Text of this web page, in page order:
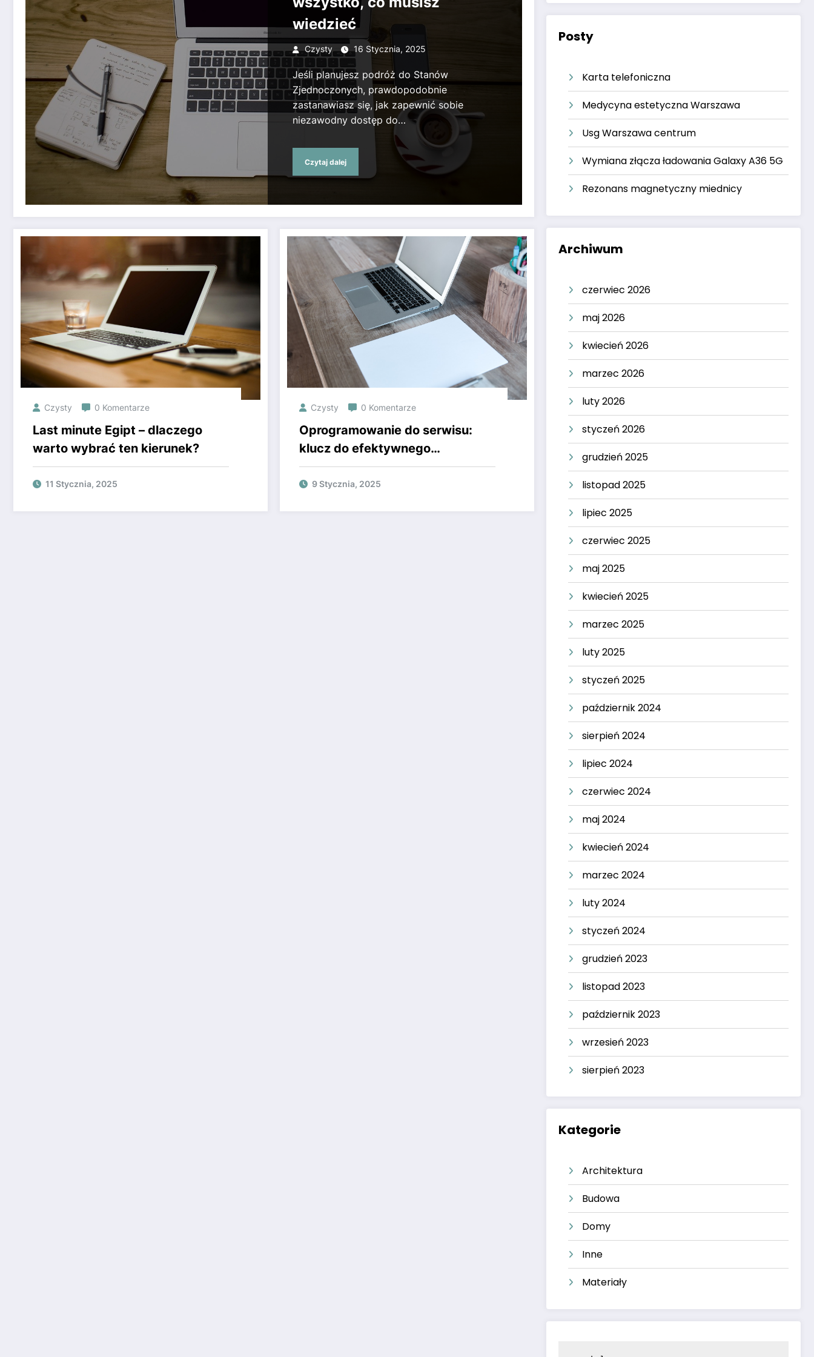
wiedzieć
Czysty 16 Stycznia, 2025
Jeśli planujesz podróż do Stanów
Zjednoczonych, prawdopodobnie
zastanawiasz się, jak zapewnić sobie
niezawodny dostęp do…
Czytaj dalej
Czysty 0 Komentarze
Last minute Egipt – dlaczego
warto wybrać ten kierunek?
11 Stycznia, 2025
Czysty 0 Komentarze
Oprogramowanie do serwisu:
klucz do efektywnego
zarządzania twoim biznesem
9 Stycznia, 2025
Posty
Karta telefoniczna
Medycyna estetyczna Warszawa
Usg Warszawa centrum
Wymiana złącza ładowania Galaxy A36 5G
Rezonans magnetyczny miednicy
Archiwum
czerwiec 2026
maj 2026
kwiecień 2026
marzec 2026
luty 2026
styczeń 2026
grudzień 2025
listopad 2025
lipiec 2025
czerwiec 2025
maj 2025
kwiecień 2025
marzec 2025
luty 2025
styczeń 2025
październik 2024
sierpień 2024
lipiec 2024
czerwiec 2024
maj 2024
kwiecień 2024
marzec 2024
luty 2024
styczeń 2024
grudzień 2023
listopad 2023
październik 2023
wrzesień 2023
sierpień 2023
Kategorie
Architektura
Budowa
Domy
Inne
Materiały